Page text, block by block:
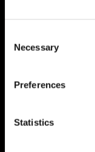
Selection
Necessary
Preferences
Statistics